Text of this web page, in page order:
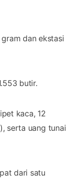
dan ekstasi
butir.
kaca, 12
serta uang tunai
dari satu